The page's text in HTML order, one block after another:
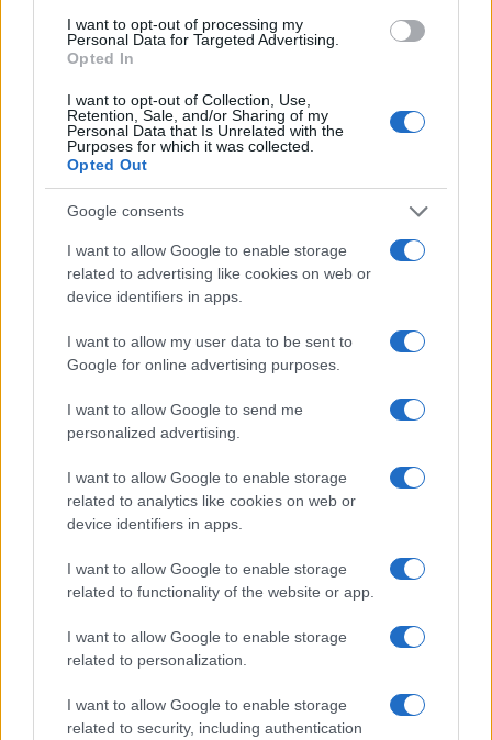
I want to opt-out of processing my
Personal Data for Targeted Advertising.
Opted In
I want to opt-out of Collection, Use,
Retention, Sale, and/or Sharing of my
Personal Data that Is Unrelated with the
Purposes for which it was collected.
Opted Out
Google consents
I want to allow Google to enable storage
related to advertising like cookies on web or
device identifiers in apps.
I want to allow my user data to be sent to
Google for online advertising purposes.
I want to allow Google to send me
personalized advertising.
I want to allow Google to enable storage
related to analytics like cookies on web or
device identifiers in apps.
I want to allow Google to enable storage
related to functionality of the website or app.
I want to allow Google to enable storage
related to personalization.
I want to allow Google to enable storage
related to security, including authentication
Guida all’acquisto: ricondizionato vs nuovo in
elettronica
Davide Ferraro · 7 Ago 2026
Come risparmiare nei giorni festivi al centro
Davide Ferraro · 6 Ago 2026